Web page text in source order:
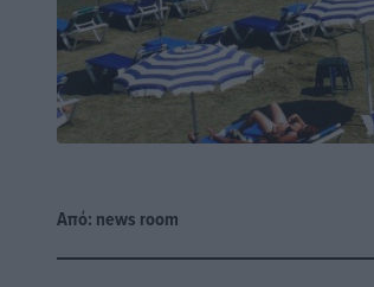
Από: news room